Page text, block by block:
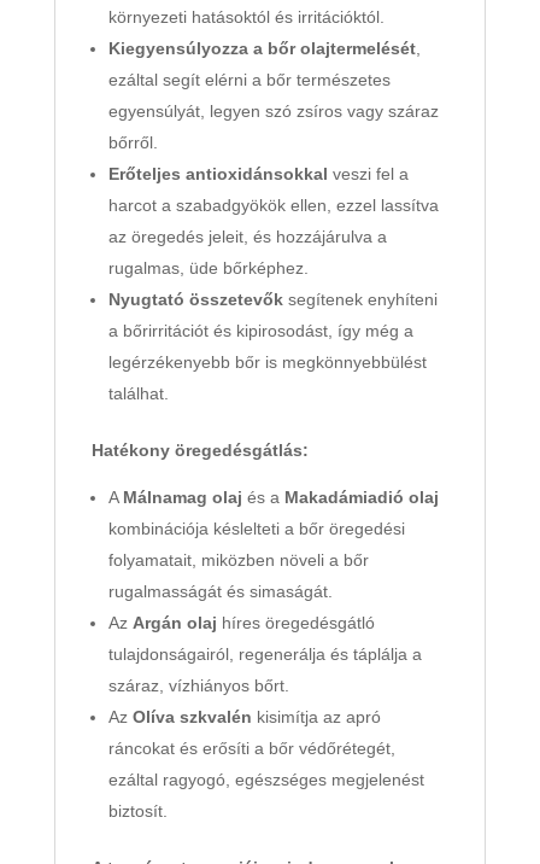
környezeti hatásoktól és irritációktól.
Kiegyensúlyozza a bőr olajtermelését,
ezáltal segít elérni a bőr természetes
egyensúlyát, legyen szó zsíros vagy száraz
bőrről.
Erőteljes antioxidánsokkal veszi fel a
harcot a szabadgyökök ellen, ezzel lassítva
az öregedés jeleit, és hozzájárulva a
rugalmas, üde bőrképhez.
Nyugtató összetevőksegítenek enyhíteni
a bőrirritációt és kipirosodást, így még a
legérzékenyebb bőr is megkönnyebbülést
találhat.
Hatékony öregedésgátlás:
A Málnamag olaj és a Makadámiadió olaj
kombinációja késlelteti a bőr öregedési
folyamatait, miközben növeli a bőr
rugalmasságát és simaságát.
Az Argán olaj híres öregedésgátló
tulajdonságairól, regenerálja és táplálja a
száraz, vízhiányos bőrt.
Az Olíva szkvalén kisimítja az apró
ráncokat és erősíti a bőr védőrétegét,
ezáltal ragyogó, egészséges megjelenést
biztosít.